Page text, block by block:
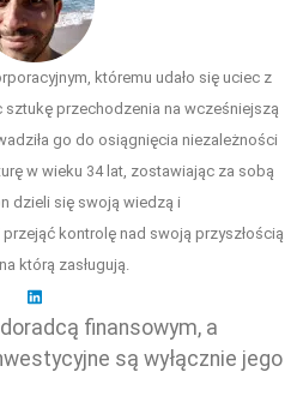
któremu udało się uciec z
przechodzenia na wcześniejszą
go do osiągnięcia niezależności
w wieku 34 lat, zostawiając za sobą
dzieli się swoją wiedzą i
kontrolę nad swoją przyszłością
którą zasługują.
finansowym, a
są wyłącznie jego